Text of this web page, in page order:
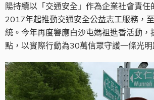
陽持續以「交通安全」作為企業社會責任
2017年起推動交通安全公益志工服務，
統。今年再度響應白沙屯媽祖進香活動，
點，以實際行動為30萬信眾守護一條光明